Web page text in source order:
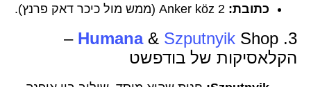
כתובת:
3.
Humana& Szputnyik
Shop –
הקלאסיקות של בודפשט